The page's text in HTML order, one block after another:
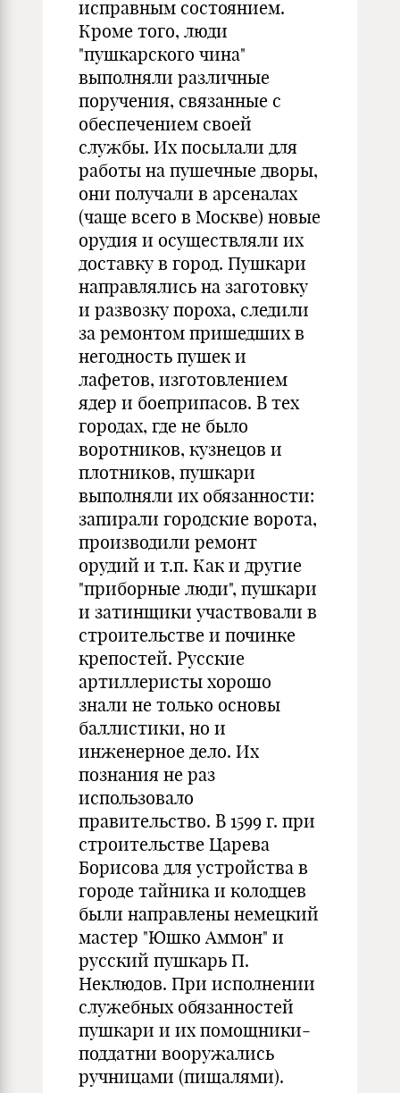
исправным состоянием.
Кроме того, люди
"пушкарского чина"
выполняли различные
поручения, связанные с
обеспечением своей
службы. Их посылали для
работы на пушечные дворы,
они получали в арсеналах
(чаще всего в Москве) новые
орудия и осуществляли их
доставку в город. Пушкари
направлялись на заготовку
и развозку пороха, следили
за ремонтом пришедших в
негодность пушек и
лафетов, изготовлением
ядер и боеприпасов. В тех
городах, где не было
воротников, кузнецов и
плотников, пушкари
выполняли их обязанности:
запирали городские ворота,
производили ремонт
орудий и т.п. Как и другие
"приборные люди", пушкари
и затинщики участвовали в
строительстве и починке
крепостей. Русские
артиллеристы хорошо
знали не только основы
баллистики, но и
инженерное дело. Их
познания не раз
использовало
правительство. В 1599 г. при
строительстве Царева
Борисова для устройства в
городе тайника и колодцев
были направлены немецкий
мастер "Юшко Аммон" и
русский пушкарь П.
Неклюдов. При исполнении
служебных обязанностей
пушкари и их помощники-
поддатни вооружались
ручницами (пищалями).